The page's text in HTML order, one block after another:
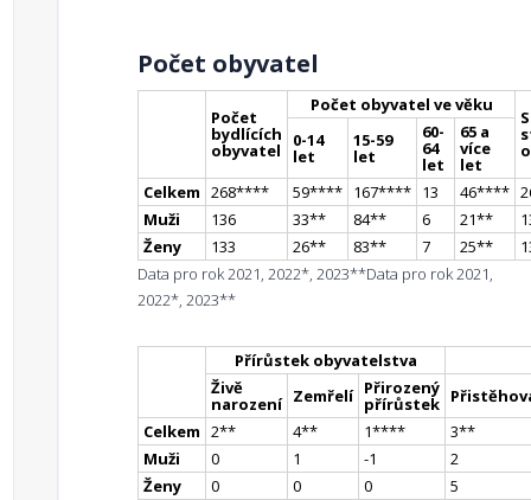
Počet obyvatel
Počet
bydlících
obyvatel
Počet obyvatel ve věku
0-14
let
15-59
let
60-
64
let
65 a
více
let
Celkem 268**** 59**** 167**** 13 46****
Muži
136 33** 84** 6 21**
Ženy
133 26** 83** 7 25**
Data pro rok 2021, 2022*, 2023**Data pro rok 2021,
2022*, 2023**
Přírůstek obyvatelstva
Živě
narození Zemřelí Přirozený
přírůstek
Celkem 2** 4** 1**** 3**
Muži
0 1 -1
2
Ženy
0 0 0
5